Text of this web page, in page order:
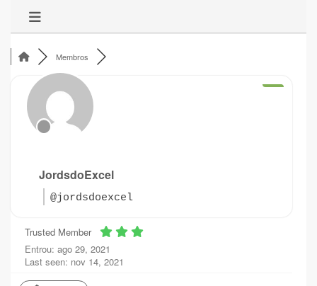
Membros
JordsdoExcel
@jordsdoexcel
Trusted Member
Entrou: ago 29, 2021
Last seen: nov 14, 2021